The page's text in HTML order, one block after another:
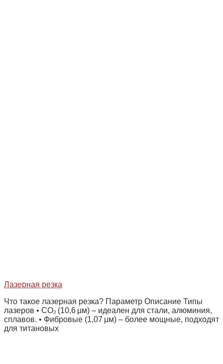
Лазерная резка
Что такое лазерная резка? Параметр Описание Типы
лазеров • CO₂ (10,6 µм) – идеален для стали, алюминия,
сплавов. • Фибровые (1,07 µм) – более мощные, подходят
для титановых